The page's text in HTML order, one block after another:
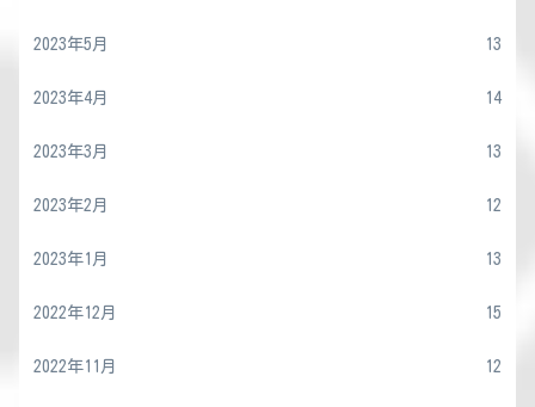
2023年5月 13
2023年4月 14
2023年3月 13
2023年2月 12
2023年1月 13
2022年12月 15
2022年11月 12